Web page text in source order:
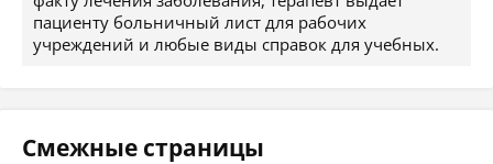
пациенту больничный лист для рабочих
учреждений и любые виды справок для учебных.
Смежные страницы